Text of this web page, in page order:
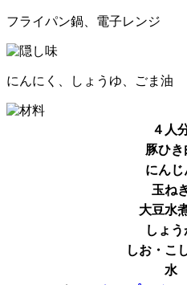
フライパン鍋、電子レンジ
にんにく、しょうゆ、ごま油
４人
豚ひき
にんじ
玉ね
大豆水
しょう
しお・こ
水